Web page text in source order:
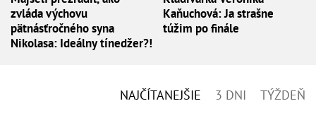
zvláda výchovu
pätnásťročného syna
Nikolasa: Ideálny tínedžer?!
Kaňuchová: Ja strašne
túžim po finále
NAJČÍTANEJŠIE 3 DNI TÝŽDEŇ